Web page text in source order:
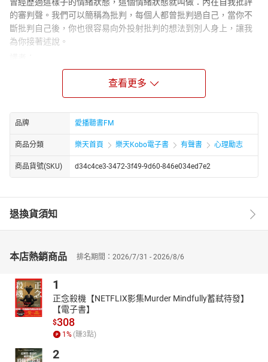
的審判聲。我們可以簡稱為批判，每個人都曾批判過自己，當你不
斷批判自己後，你也很容易向外投射批判的想法到別人身上，讓我
為你接著述說。
美國康乃爾大學電機系學士、碩士，加州大學洛杉磯分校MBA企管
碩士。曾於IBM、GM，等大型跨國企業。一九九○年開始創業。
因一場婚變，接觸到能量心理學療法，PSYCH-K、NLP（Neuro-
linguistic programming）、EFT（Emotional Freedom
Techniques）等，更取得證書，成為專業教練。
師承，國際潛能激勵大師 Anthony Robbins，EFT 創始者 Gary
Craig，NLP創始者 Dr. Richard Bandler ，與Psych-K©創始者 Rob
Williams，等。國際知名情緒療癒大師，更獲得高績效教練、國際神
Carol老師是台灣EFT先驅者，懷抱極大熱誠，分享EFT的運用，希
望協助處於情緒困擾的人，排出情緒毒素、提升正面能量，讓平
都能獲得情緒上的自由以及財務上的富足，為此她創立生命火花講
章節：
01內在自我批評的審判聲1
02內在自我批評的審判聲2
查看更多
品牌 愛播聽書FM
商品分類 樂天首頁 樂天Kobo電子書 有聲書 心理勵志
商品貨號(SKU) d34c4ce3-3472-3f49-9d60-846e034ed7e2
退換貨須知
本店熱銷商品 排名期間：2026/7/31 - 2026/8/6
1
正念殺機【NETFLIX影集Murder Mindfully蓄弒待發】
【電子書】
$308
1 % (賺3點)
2